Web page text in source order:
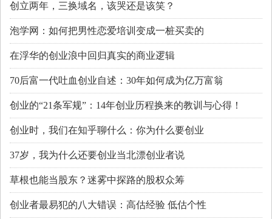
创立两年，三换域名，该哭还是该笑？
泡学网：如何把男性恋爱培训变成一桩买卖的
在浮华的创业浪中回归真实的商业逻辑
70后富一代吐血创业自述：30年如何成为亿万富翁
创业的“21条军规”：14年创业历程换来的教训与心得！
创业时，我们在知乎聊什么：你为什么要创业
37岁，我为什么还要创业当北漂创业者说
草根也能当股东？迷雾中探路的股权众筹
创业者最易犯的八大错误：高估经验 低估个性